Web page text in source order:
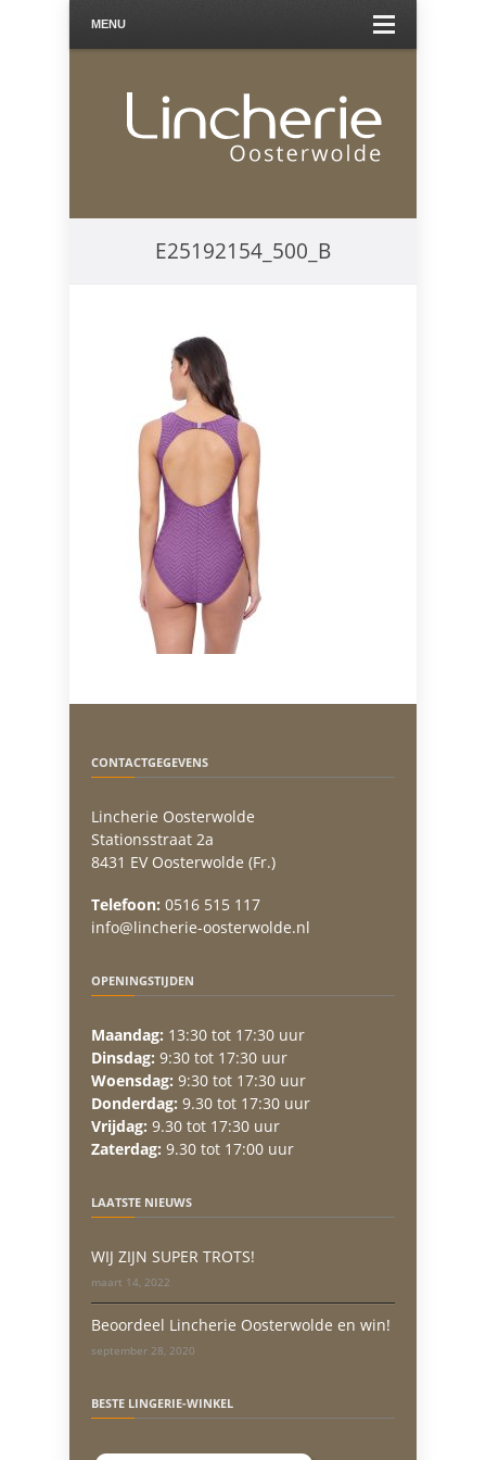
MENU
E25192154_500_B
CONTACTGEGEVENS
Lincherie Oosterwolde
Stationsstraat 2a
8431 EV Oosterwolde (Fr.)
Telefoon: 0516 515 117
info@lincherie-oosterwolde.nl
OPENINGSTIJDEN
Maandag: 13:30 tot 17:30 uur
Dinsdag: 9:30 tot 17:30 uur
Woensdag: 9:30 tot 17:30 uur
Donderdag: 9.30 tot 17:30 uur
Vrijdag: 9.30 tot 17:30 uur
Zaterdag: 9.30 tot 17:00 uur
LAATSTE NIEUWS
WIJ ZIJN SUPER TROTS!
maart 14, 2022
Beoordeel Lincherie Oosterwolde en win!
september 28, 2020
BESTE LINGERIE-WINKEL